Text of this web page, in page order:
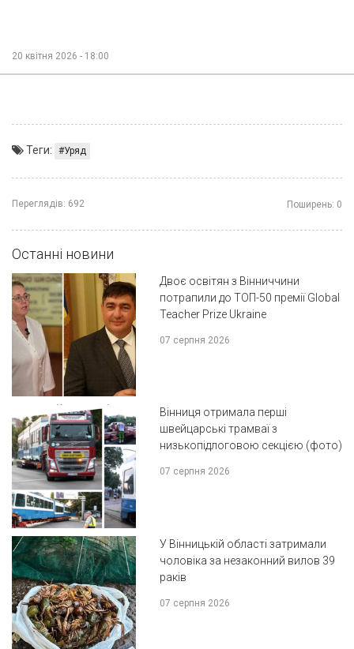
20 квітня 2026 - 18:00
Теги: Уряд
Переглядів: 692 Поширень: 0
Останні новини
Двоє освітян з Вінниччини
потрапили до ТОП-50 премії Global
Teacher Prize Ukraine
07 серпня 2026
Вінниця отримала перші
швейцарські трамваї з
низькопідлоговою секцією (фото)
07 серпня 2026
У Вінницькій області затримали
чоловіка за незаконний вилов 39
раків
07 серпня 2026